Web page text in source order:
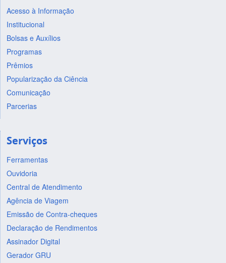
Acesso à Informação
Institucional
Bolsas e Auxílios
Programas
Prêmios
Popularização da Ciência
Comunicação
Parcerias
Serviços
Ferramentas
Ouvidoria
Central de Atendimento
Agência de Viagem
Emissão de Contra-cheques
Declaração de Rendimentos
Assinador Digital
Gerador GRU